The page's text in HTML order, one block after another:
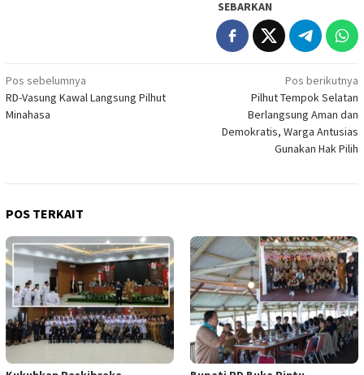
SEBARKAN
Navigasi
pos
Pos sebelumnya
RD-Vasung Kawal Langsung Pilhut
Minahasa
Pos berikutnya
Pilhut Tempok Selatan
Berlangsung Aman dan
Demokratis, Warga Antusias
Gunakan Hak Pilih
POS TERKAIT